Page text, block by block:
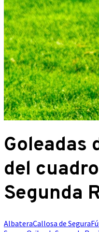
Goleadas
del
Segunda
AlbateraCallosa de Segura